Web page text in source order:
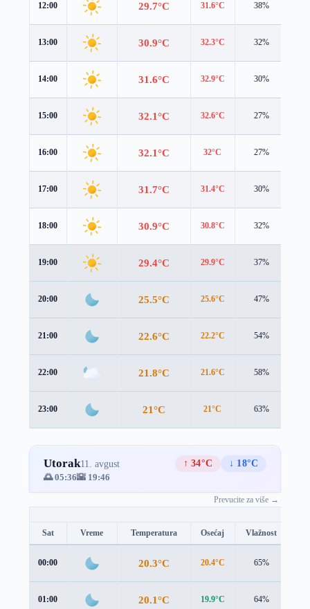
12:00 29.7°C 31.6°C 38%
13:00 30.9°C 32.3°C 32%
14:00 31.6°C 32.9°C 30%
15:00 32.1°C 32.6°C 27%
16:00 32.1°C 32°C 27%
17:00 31.7°C 31.4°C 30%
18:00 30.9°C 30.8°C 32%
19:00 29.4°C 29.9°C 37%
20:00 25.5°C 25.6°C 47%
21:00 22.6°C 22.2°C 54%
22:00 21.8°C 21.6°C 58%
23:00 21°C 21°C 63%
Utorak11. avgust ↑ 34°C
↓ 18°C
🌅 05:36🌇 19:46
Prevucite za više →
Sat Vreme Temperatura Osećaj Vlažnost
00:00 20.3°C 20.4°C 65%
01:00 20.1°C 19.9°C 64%